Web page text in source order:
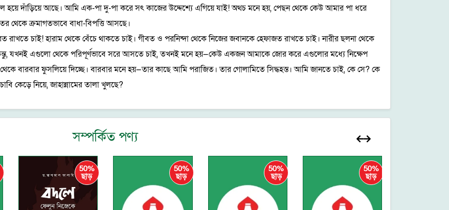
দাঁড়িয়ে আছে। আমি এক-পা দু-পা করে সৎ কাজের উদ্দেশ্যে এগিয়ে যাই! অথচ মনে হয়, পেছন থেকে কেউ আমার পা ধরে
থেকে ক্রমাগতভাবে বাধা-বিপত্তি আসছে।
চাই! হারাম থেকে বেঁচে থাকতে চাই। গীবত ও পরনিন্দা থেকে নিজের জবানকে হেফাজত রাখতে চাই। নারীর ছলনা থেকে
যখনই এগুলো থেকে পরিপূর্ণভাবে সরে আসতে চাই, তখনই মনে হয়—কেউ একজন আমাকে জোর করে এগুলোর মধ্যে নিক্ষেপ
বারবার ফুসলিয়ে দিচ্ছে। বারবার মনে হয়—তার কাছে আমি পরাজিত। তার গোলামিতে সিদ্ধহস্ত। আমি জানতে চাই, কে সে? কে
কেড়ে নিয়ে, জাহান্নামের তালা খুলছে?
সম্পর্কিত পণ্য
50%
ছাড়
50%
ছাড়
50%
ছাড়
50%
ছাড়